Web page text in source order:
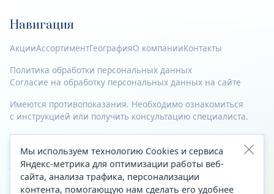
Навигация
АкцииАссортиментГеографияО компанииКонтакты
Политика обработки персональных данных
Согласие на обработку персональных данных на сайте
Имеются противопоказания. Необходимо ознакомиться
с инструкцией или получить консультацию специалиста.
© 2023—2026 Все права защищены.
Адрес
Архангельск, ул. Папанина, д. 19 (вход в здание со стороны
Мы используем технологию Cookies и сервиса
Яндекс-метрика для оптимизации работы веб-
сайта, анализа трафика, персонализации
контента, помогающую нам сделать его удобнее